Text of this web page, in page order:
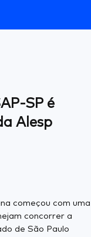
SP é
Alesp
começou com uma
concorrer a
de São Paulo